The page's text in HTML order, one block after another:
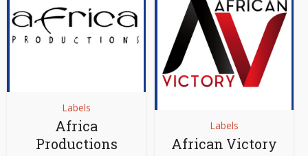
Labels
Africa
Productions
Labels
African Victory